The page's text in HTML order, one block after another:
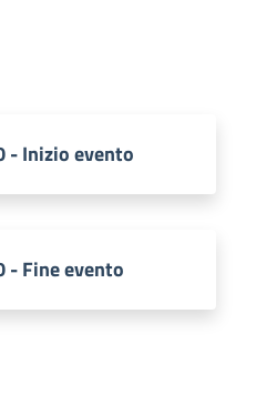
- Inizio evento
- Fine evento